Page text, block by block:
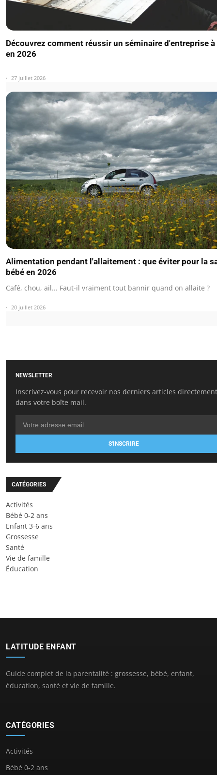
Découvrez comment réussir un séminaire d'entreprise à
en 2026
27 juillet 2026
Alimentation pendant l'allaitement : que éviter pour la
bébé en 2026
Café, chou, ail... Faut-il vraiment tout bannir quand on allaite ?
20 juillet 2026
NEWSLETTER
Inscrivez-vous pour recevoir nos derniers articles directement
dans votre boîte mail.
S'INSCRIRE
CATÉGORIES
Activités
Bébé 0-2 ans
Enfant 3-6 ans
Grossesse
Santé
Vie de famille
Éducation
LATITUDE ENFANT
Guide complet de la parentalité : grossesse, bébé, enfant,
éducation, santé et vie de famille.
CATÉGORIES
Activités
Bébé 0-2 ans